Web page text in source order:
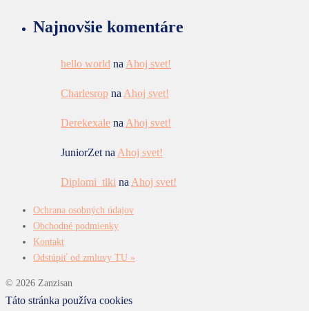
Najnovšie komentáre
hello world na Ahoj svet!
Charlesrop na Ahoj svet!
Derekexale na Ahoj svet!
JuniorZet na Ahoj svet!
Diplomi_tlki na Ahoj svet!
Ochrana osobných údajov
Obchodné podmienky
Kontakt
Odstúpiť od zmluvy TU »
© 2026 Zanzisan
Táto stránka používa cookies